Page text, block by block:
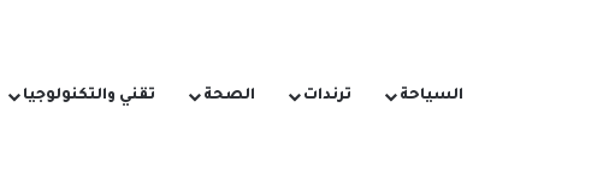
السياحة ترندات الصحة تقني والتكنولوجيا